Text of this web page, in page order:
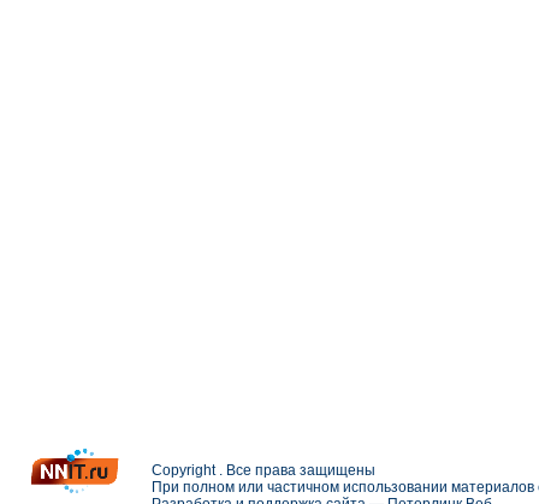
Copyright . Все права защищены
При полном или частичном использовании